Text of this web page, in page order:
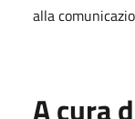
alla
A cura